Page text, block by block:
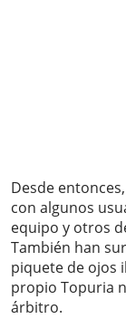
Desde
con algunos
equipo y otros
También han
piquete de ojos
propio Topuria
árbitro.